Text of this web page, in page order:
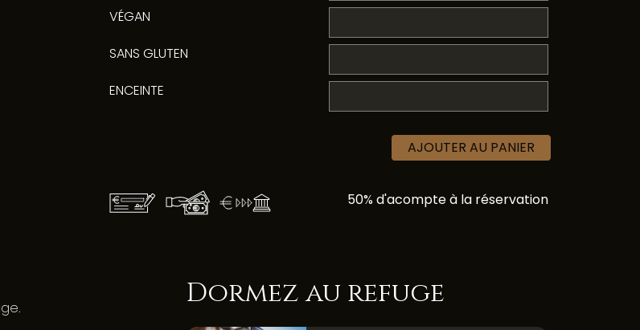
VÉGAN
SANS GLUTEN
ENCEINTE
AJOUTER AU PANIER
50% d'acompte à la réservation
Dormez au refuge